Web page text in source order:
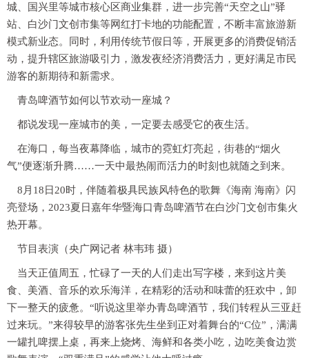
城、国兴里等城市核心区商业集群，进一步完善“天空之山”驿
站、白沙门文创市集等网红打卡地的功能配置，不断丰富旅游新
模式新业态。同时，利用传统节假日等，开展更多的消费促销活
动，提升辖区旅游吸引力，激发夜经济消费活力，更好满足市民
游客的新期待和新需求。
青岛啤酒节如何以节欢动一座城？
都说发现一座城市的美，一定要去感受它的夜生活。
在海口，每当夜幕降临，城市的霓虹灯亮起，街巷的“烟火
气”便逐渐升腾……一天中最热闹而活力的时刻也就随之到来。
8月18日20时，伴随着极具民族风特色的歌舞《海南 海南》闪
亮登场，2023夏日嘉年华暨海口青岛啤酒节在白沙门文创市集火
热开幕。
节目表演（央广网记者 林韦玮 摄）
当天正值周五，忙碌了一天的人们走出写字楼，来到这片美
食、美酒、音乐的欢乐海洋，在精彩的活动和味蕾的狂欢中，卸
下一整天的疲惫。“听说这里举办青岛啤酒节，我们转程从三亚赶
过来玩。”来得较早的游客张先生坐到正对着舞台的“C位”，满满
一罐扎啤摆上桌，再来上烧烤、海鲜和各类小吃，边吃美食边赏